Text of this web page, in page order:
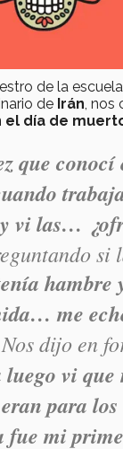
de la
de Irán ,
día de
que conocí
vi las…
si
hambre
me
dijo en
luego vi que
para los
fue mi